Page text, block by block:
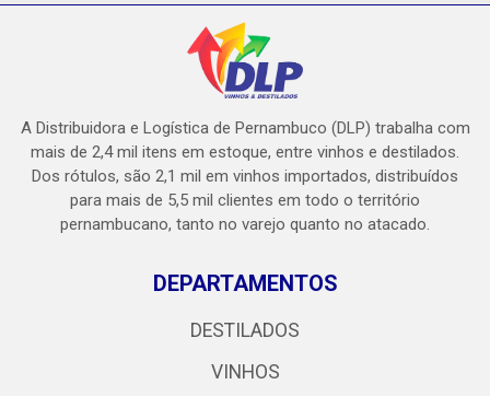
A Distribuidora e Logística de Pernambuco (DLP) trabalha com
mais de 2,4 mil itens em estoque, entre vinhos e destilados.
Dos rótulos, são 2,1 mil em vinhos importados, distribuídos
para mais de 5,5 mil clientes em todo o território
pernambucano, tanto no varejo quanto no atacado.
DEPARTAMENTOS
DESTILADOS
VINHOS